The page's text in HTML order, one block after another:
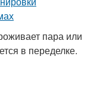
пара или
в переделке.